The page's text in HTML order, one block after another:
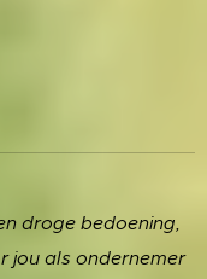
droge bedoening,
jou als ondernemer